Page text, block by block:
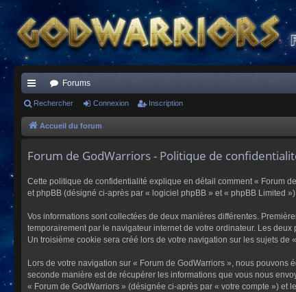
ac
co
s
Forums
Rechercher Connexion Inscription
Accueil du forum
Forum de GodWarriors - Politique de
Cette politique de confidentialité explique en détail comment « Forum
et phpBB (désigné ci-après par « logiciel phpBB » et « phpBB Limited
Vos informations sont collectées de deux manières différentes.
temporairement par le navigateur internet de votre ordinateur. Les
Un troisième cookie sera créé lors de votre navigation sur les sujets de
Lors de votre navigation sur « Forum de GodWarriors », nous
seconde manière est de récupérer les informations que vous nous
« Forum de GodWarriors » (désignée ci-après par « votre compte ») et